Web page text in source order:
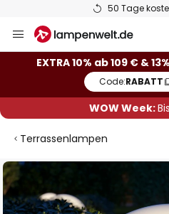
50 Tage
Inhalt
springen
EXTRA 10% ab 109 € &
Code:RABATT
WOW Week:
Terrassenlampen
Zum
Ende
der